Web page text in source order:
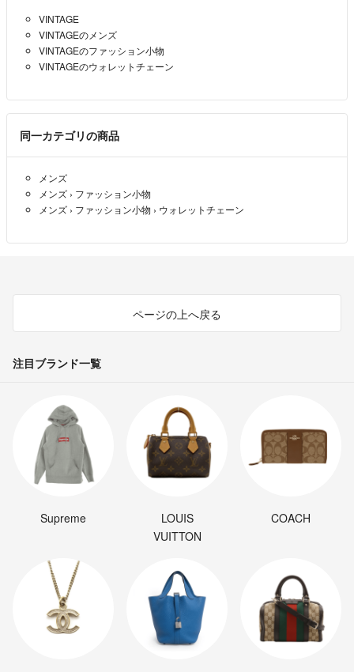
VINTAGE
VINTAGEのメンズ
VINTAGEのファッション小物
VINTAGEのウォレットチェーン
同一カテゴリの商品
メンズ
メンズ › ファッション小物
メンズ › ファッション小物 › ウォレットチェーン
ページの上へ戻る
注目ブランド一覧
Supreme
LOUIS
VUITTON
COACH